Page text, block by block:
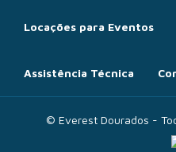
Locações para Eventos
Assistência Técnica
© Everest Dourados -